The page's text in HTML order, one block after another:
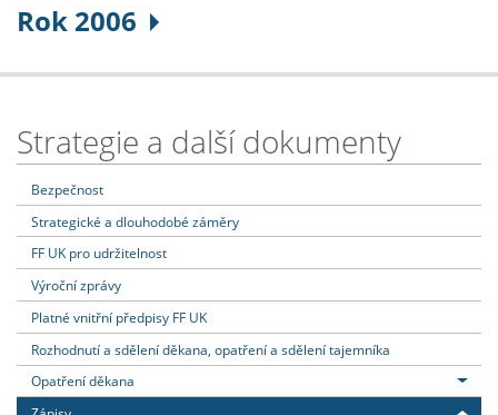
Rok 2006
Strategie a další dokumenty
Bezpečnost
Strategické a dlouhodobé záměry
FF UK pro udržitelnost
Výroční zprávy
Platné vnitřní předpisy FF UK
Rozhodnutí a sdělení děkana, opatření a sdělení tajemníka
Opatření děkana